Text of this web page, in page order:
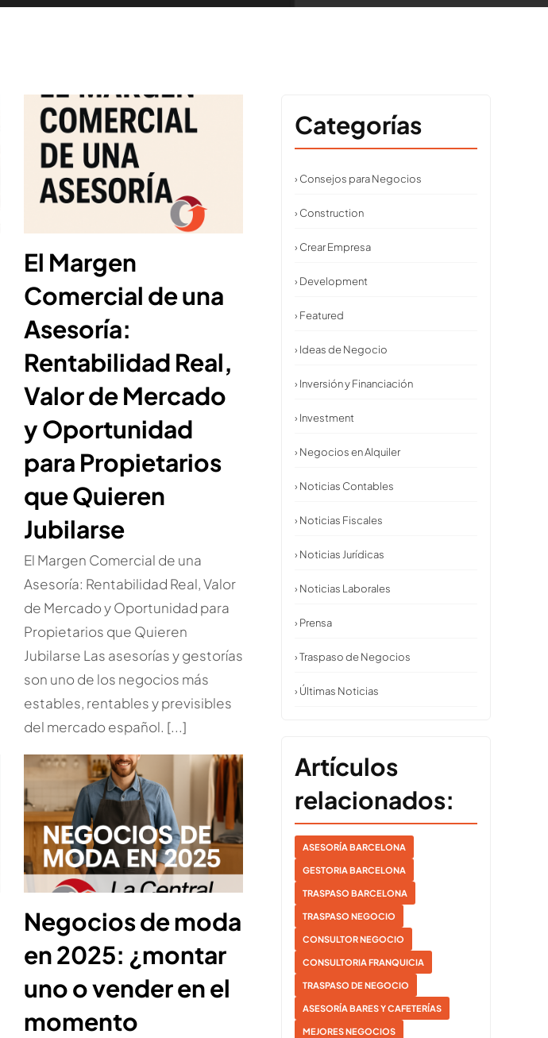
El Margen
Comercial de una
Asesoría:
Rentabilidad Real,
Valor de Mercado
y Oportunidad
para Propietarios
que Quieren
Jubilarse
El Margen Comercial de una
Asesoría: Rentabilidad Real, Valor
de Mercado y Oportunidad para
Propietarios que Quieren
Jubilarse Las asesorías y gestorías
son uno de los negocios más
estables, rentables y previsibles
del mercado español. [...]
Negocios de moda
en 2025: ¿montar
uno o vender en el
momento
Categorías
› Consejos para Negocios
› Construction
› Crear Empresa
› Development
› Featured
› Ideas de Negocio
› Inversión y Financiación
› Investment
› Negocios en Alquiler
› Noticias Contables
› Noticias Fiscales
› Noticias Jurídicas
› Noticias Laborales
› Prensa
› Traspaso de Negocios
› Últimas Noticias
Artículos
relacionados:
ASESORÍA BARCELONA
GESTORIA BARCELONA
TRASPASO BARCELONA
TRASPASO NEGOCIO
CONSULTOR NEGOCIO
CONSULTORIA FRANQUICIA
TRASPASO DE NEGOCIO
ASESORÍA BARES Y CAFETERÍAS
MEJORES NEGOCIOS